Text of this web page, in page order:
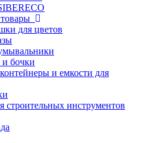
для цветов
бочки
и емкости для
строительных инструментов